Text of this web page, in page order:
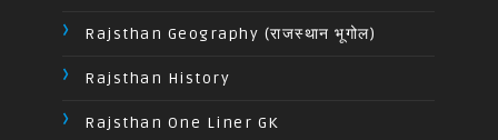
Rajsthan Geography (राजस्थान भूगोल)
Rajsthan History
Rajsthan One Liner GK